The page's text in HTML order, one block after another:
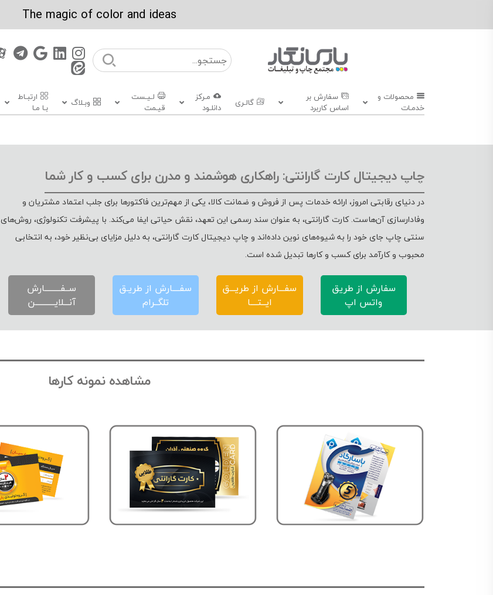
The magic of color and ideas
محصولات و
خدمـات
سفارش بر
اساس کاربرد
گالـری
مـرکز
دانلـود
لـیـست
قیـمت
وبـلاگ
ارتبـاط
بـا مـا
چاپ دیجیتال کارت گارانتی: راهکاری هوشمند و مدرن برای کسب و کار شما
در دنیای رقابتی امروز، ارائه خدمات پس از فروش و ضمانت کالا، یکی از مهم‌ترین فاکتورها برای جلب اعتماد مشتریان و
وفادارسازی آن‌هاست. کارت گارانتی، به عنوان سند رسمی این تعهد، نقش حیاتی ایفا می‌کند. با پیشرفت تکنولوژی، روش‌های
سنتی چاپ جای خود را به شیوه‌های نوین داده‌اند و چاپ دیجیتال کارت گارانتی، به دلیل مزایای بی‌نظیر خود، به انتخابی
محبوب و کارآمد برای کسب و کارها تبدیل شده است.
سفارش از طریق
واتس اپ
سفـــارش از طریـــق
ایــتــــا
سفــــارش از طریـق
تلگــرام
ســفـــــــــارش
آنـــلایـــــــــــن
مشاهده نمونه کارها